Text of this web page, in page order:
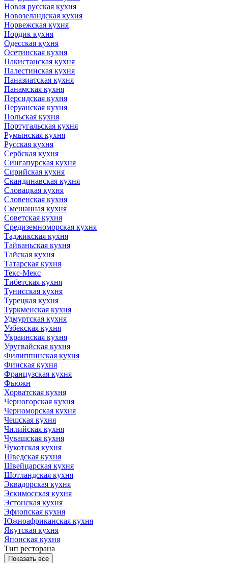
Новая русская кухня
Новозеландская кухня
Норвежская кухня
Нордик кухня
Одесская кухня
Осетинская кухня
Пакистанская кухня
Палестинская кухня
Паназиатская кухня
Панамская кухня
Персидская кухня
Перуанская кухня
Польская кухня
Португальская кухня
Румынская кухня
Русская кухня
Сербская кухня
Сингапурская кухня
Сирийская кухня
Скандинавская кухня
Словацкая кухня
Словенская кухня
Смешанная кухня
Советская кухня
Средиземноморская кухня
Таджикская кухня
Тайваньская кухня
Тайская кухня
Татарская кухня
Текс-Мекс
Тибетская кухня
Тунисская кухня
Турецкая кухня
Туркменская кухня
Удмуртская кухня
Узбекская кухня
Украинская кухня
Уругвайская кухня
Филиппинская кухня
Финская кухня
Французская кухня
Фьюжн
Хорватская кухня
Черногорская кухня
Черноморская кухня
Чешская кухня
Чилийская кухня
Чувашская кухня
Чукотская кухня
Шведская кухня
Швейцарская кухня
Шотландская кухня
Эквадорская кухня
Эскимосская кухня
Эстонская кухня
Эфиопская кухня
Южноафриканская кухня
Якутская кухня
Японская кухня
Тип ресторана
Показать все